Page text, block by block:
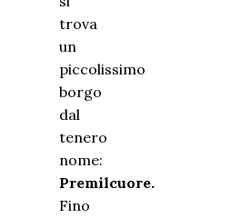
trova
un
piccolissimo
borgo
dal
tenero
nome:
Premilcuore.
Fino